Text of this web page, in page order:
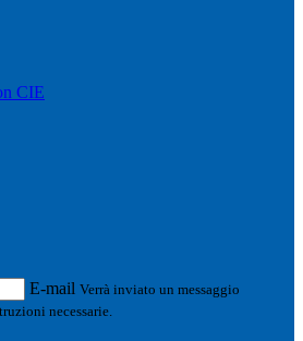
CIE
E-mail Verrà inviato un messaggio
necessarie.